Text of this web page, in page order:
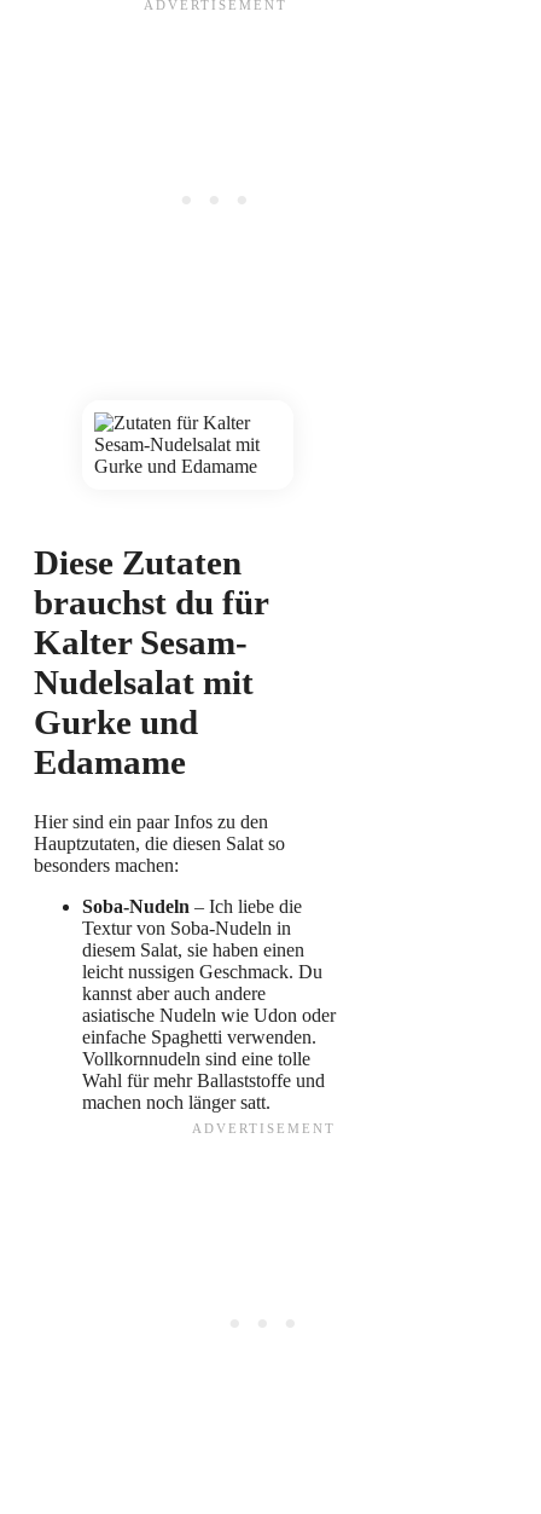
Diese Zutaten
brauchst du für
Kalter Sesam-
Nudelsalat mit
Gurke und
Edamame
Hier sind ein paar Infos zu den
Hauptzutaten, die diesen Salat so
besonders machen:
Soba-Nudeln – Ich liebe die
Textur von Soba-Nudeln in
diesem Salat, sie haben einen
leicht nussigen Geschmack. Du
kannst aber auch andere
asiatische Nudeln wie Udon oder
einfache Spaghetti verwenden.
Vollkornnudeln sind eine tolle
Wahl für mehr Ballaststoffe und
machen noch länger satt.